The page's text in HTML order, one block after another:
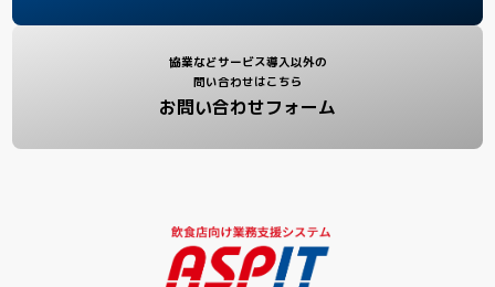
協業などサービス導入以外の
問い合わせはこちら
お問い合わせフォーム